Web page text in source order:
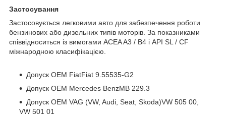
Застосування
Застосовується легковими авто для забезпечення роботи
бензинових або дизельних типів моторів. За показниками
співвідноситься із вимогами ACEA A3 / B4 і API SL / CF
міжнародною класифікацією.
Допуск OEM FiatFiat 9.55535-G2
Допуск OEM Mercedes BenzMB 229.3
Допуск OEM VAG (VW, Audi, Seat, Skoda)VW 505 00,
VW 501 01